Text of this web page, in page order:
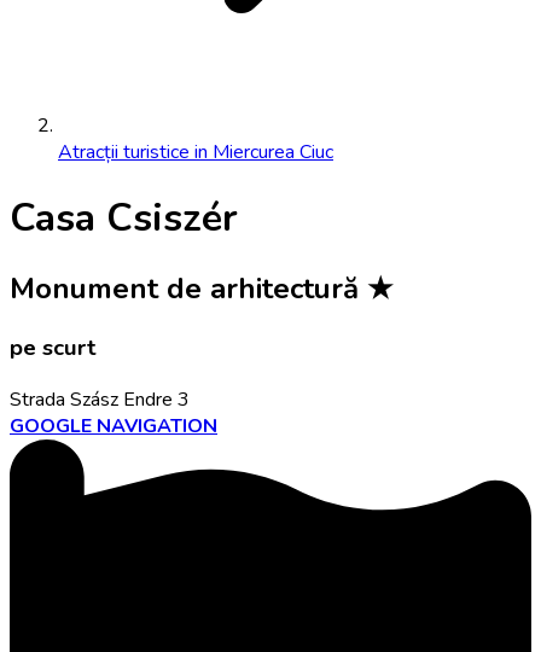
Atracții turistice in Miercurea Ciuc
Casa Csiszér
Monument de arhitectură ★
pe scurt
Strada Szász Endre 3
GOOGLE NAVIGATION